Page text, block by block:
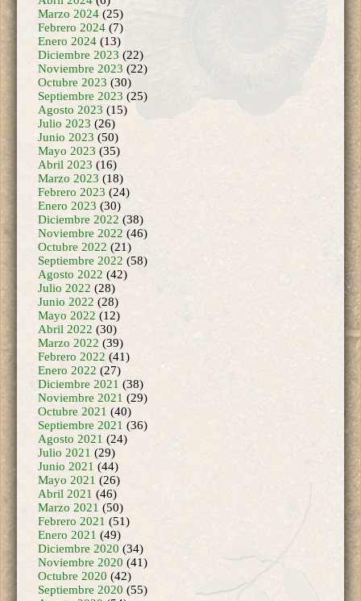
Enero 2024(13)
Diciembre 2023(22)
Noviembre 2023
Octubre 2023(30)
Septiembre 2023 (25)
Agosto 2023(15)
Julio 2023(26)
Junio 2023(50)
Mayo 2023(35)
Abril 2023(16)
Marzo 2023 (18)
Febrero 2023(24)
Enero 2023(30)
Diciembre 2022(38)
Noviembre 2022
Octubre 2022(21)
Septiembre 2022 (58)
Agosto 2022(42)
Julio 2022(28)
Junio 2022(28)
Mayo 2022(12)
Abril 2022(30)
Marzo 2022 (39)
Febrero 2022(41)
Enero 2022(27)
Diciembre 2021(38)
Noviembre 2021
Octubre 2021(40)
Septiembre 2021 (36)
Agosto 2021(24)
Julio 2021(29)
Junio 2021(44)
Mayo 2021(26)
Abril 2021(46)
Marzo 2021 (50)
Febrero 2021(51)
Enero 2021(49)
Diciembre 2020(34)
Noviembre 2020
Octubre 2020(42)
Septiembre 2020 (55)
Agosto 2020(54)
Julio 2020(58)